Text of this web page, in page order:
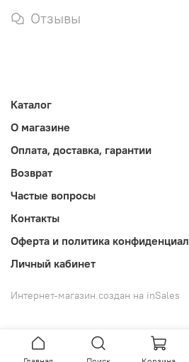
Отзывы
Каталог
О магазине
Оплата, доставка, гарантии
Возврат
Частые вопросы
Контакты
Оферта и политика
Личный кабинет
Интернет-магазин создан на inSales